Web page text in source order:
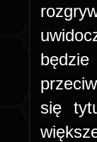
się